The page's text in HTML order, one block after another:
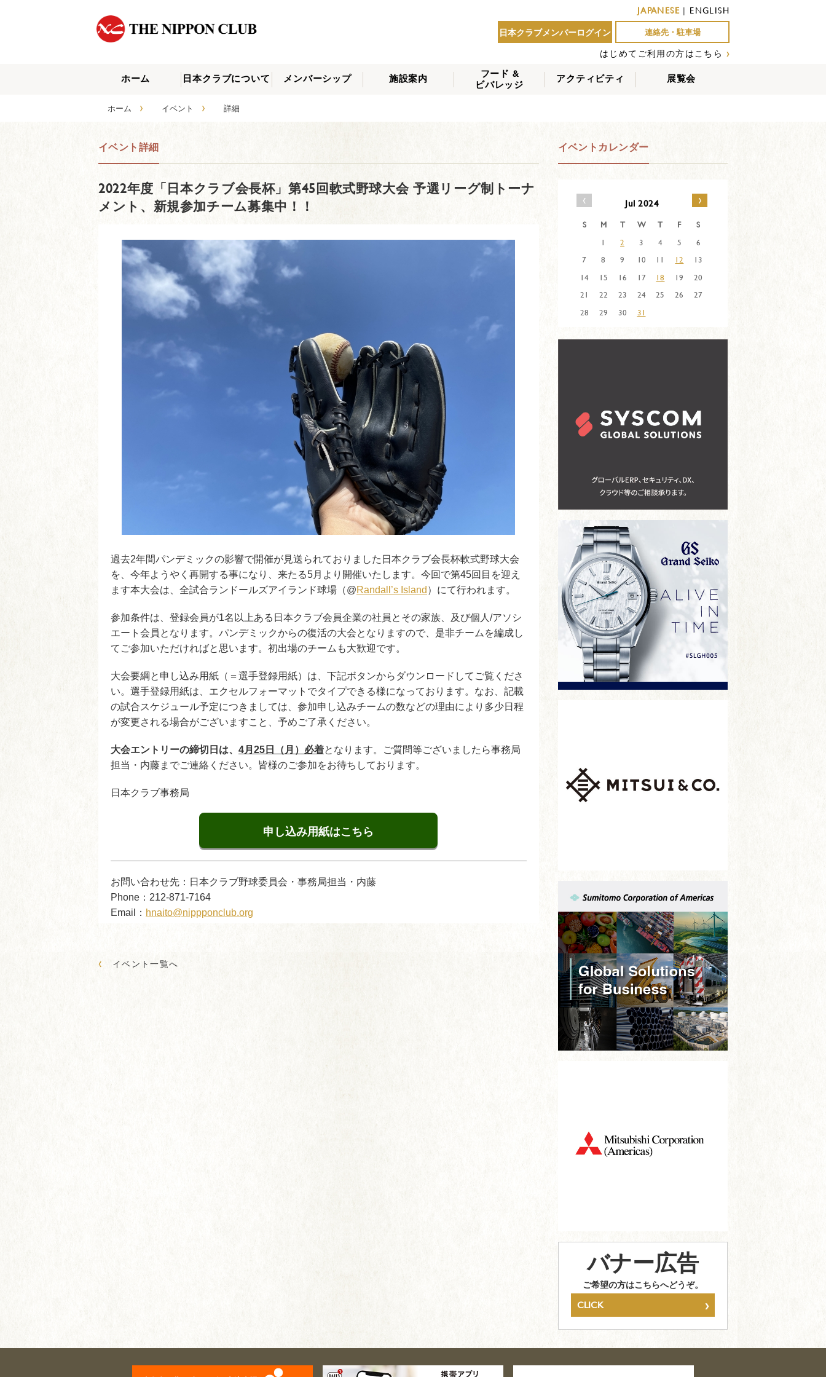
JAPANESE| ENGLISH
日本クラブメンバーログイン
連絡先・駐車場
はじめてご利用の方はこちら ›
ホーム
日本クラブについて メンバーシップ 施設案内
フード &
ビバレッジ
アクティビティ 展覧会
ホーム › イベント › 詳細
イベント詳細
2022年度「日本クラブ会長杯」第45回軟式野球大会 予選リーグ制トーナ
メント、新規参加チーム募集中！！
過去2年間パンデミックの影響で開催が見送られておりました日本クラブ会長杯軟式野球大会
を、今年ようやく再開する事になり、来たる5月より開催いたします。今回で第45回目を迎え
ます本大会は、全試合ランドールズアイランド球場（@Randall’s Island ）にて行われます。
参加条件は、登録会員が1名以上ある日本クラブ会員企業の社員とその家族、及び個人/アソシ
エート会員となります。パンデミックからの復活の大会となりますので、是非チームを編成し
てご参加いただければと思います。初出場のチームも大歓迎です。
大会要綱と申し込み用紙（＝選手登録用紙）は、下記ボタンからダウンロードしてご覧くださ
い。選手登録用紙は、エクセルフォーマットでタイプできる様になっております。なお、記載
の試合スケジュール予定につきましては、参加申し込みチームの数などの理由により多少日程
が変更される場合がございますこと、予めご了承ください。
大会エントリーの締切日は、 4月25日（月）必着となります。ご質問等ございましたら事務局
担当・内藤までご連絡ください。皆様のご参加をお待ちしております。
日本クラブ事務局
申し込み用紙はこちら
お問い合わせ先：日本クラブ野球委員会・事務局担当・内藤
Phone：212-871-7164
Email： hnaito@nippponclub.org
‹ イベント一覧へ
イベントカレンダー
‹ Jul 2024 ›
S M T W T F
S
1
2 3 4 5
6
7
8 9 10 11 12
13
14
15 16 17 18 19
20
21
22 23 24 25 26
27
28
29 30 31
バナー広告
ご希望の方はこちらへどうぞ。
CLICK ›